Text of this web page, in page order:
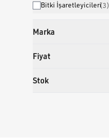
Bitki İşaretleyicileri(3)
Marka
Fiyat
Stok